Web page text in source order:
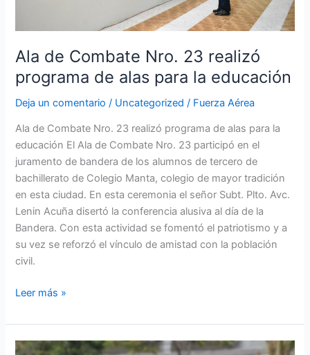
Ala de Combate Nro. 23 realizó
programa de alas para la educación
Deja un comentario / Uncategorized / Fuerza Aérea
Ala de Combate Nro. 23 realizó programa de alas para la
educación El Ala de Combate Nro. 23 participó en el
juramento de bandera de los alumnos de tercero de
bachillerato de Colegio Manta, colegio de mayor tradición
en esta ciudad. En esta ceremonia el señor Subt. Plto. Avc.
Lenin Acuña disertó la conferencia alusiva al día de la
Bandera. Con esta actividad se fomentó el patriotismo y a
su vez se reforzó el vínculo de amistad con la población
civil.
educación
Leer más »
Escuela